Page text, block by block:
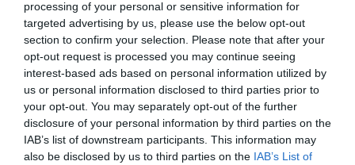
processing of your personal or sensitive information for
targeted advertising by us, please use the below opt-out
section to confirm your selection. Please note that after your
opt-out request is processed you may continue seeing
interest-based ads based on personal information utilized by
us or personal information disclosed to third parties prior to
your opt-out. You may separately opt-out of the further
disclosure of your personal information by third parties on the
IAB’s list of downstream participants. This information may
also be disclosed by us to third parties on the IAB’s List of
Περιφέρειας Κρήτης, σε συνεργασία με τον
τεχνολογικό εταίρο WINGS ICT Solutions,
αξιοποιώντας την υποδομή […]